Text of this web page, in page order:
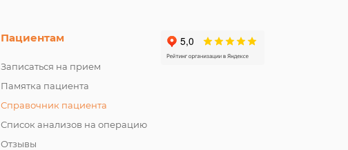
Пациентам
Записаться на прием
Памятка пациента
Справочник пациента
Список анализов на операцию
Отзывы